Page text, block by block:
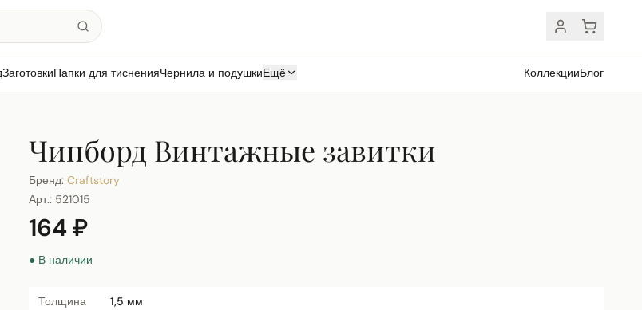
ЗаготовкиПапки для тисненияЧернила и подушкиЕщё КоллекцииБлог
Чипборд Винтажные завитки
Бренд: Craftstory
Арт.: 521015
164 ₽
● В наличии
Толщина
1,5 мм